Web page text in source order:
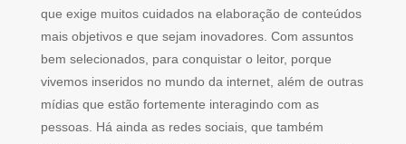
que exige muitos cuidados na elaboração de conteúdos
mais objetivos e que sejam inovadores. Com assuntos
bem selecionados, para conquistar o leitor, porque
vivemos inseridos no mundo da internet, além de outras
mídias que estão fortemente interagindo com as
pessoas. Há ainda as redes sociais, que também